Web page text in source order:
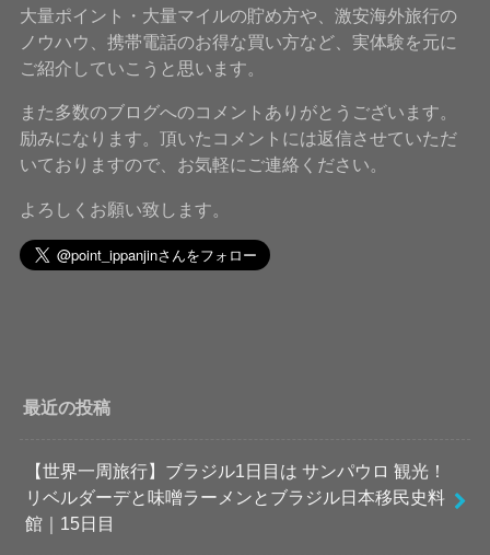
大量ポイント・大量マイルの貯め方や、激安海外旅行の
ノウハウ、携帯電話のお得な買い方など、実体験を元に
ご紹介していこうと思います。
また多数のブログへのコメントありがとうございます。
励みになります。頂いたコメントには返信させていただ
いておりますので、お気軽にご連絡ください。
よろしくお願い致します。
最近の投稿
【世界一周旅行】ブラジル1日目は サンパウロ 観光！
リベルダーデと味噌ラーメンとブラジル日本移民史料
館｜15日目